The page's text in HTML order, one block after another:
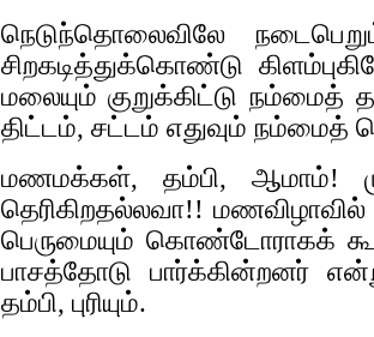
நெடுந்தொலைவிலே
சிறகடித்துக்கொண்டு
மலையும் குறுக்கிட்டு நம்மைத்
திட்டம், சட்டம் எதுவும் நம்மைத்
மணமக்கள், தம்பி, ஆமாம்!
தெரிகிறதல்லவா!! மணவிழாவில்
பெருமையும் கொண்டோராகக்
பாசத்தோடு பார்க்கின்றனர்
தம்பி, புரியும்.